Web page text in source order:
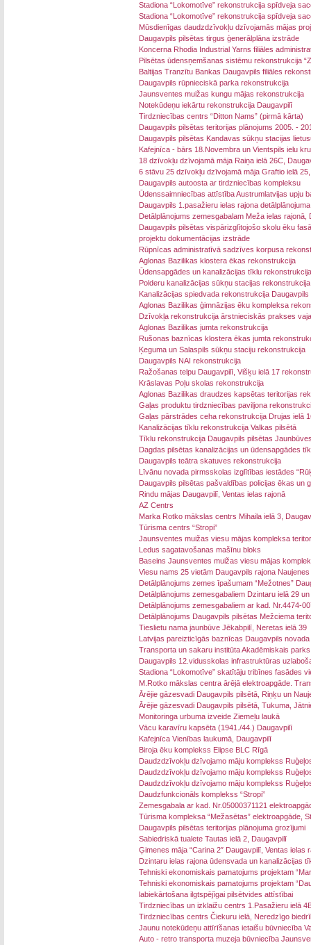
Stadiona “Lokomotīve” rekonstrukcija spīdveja
Stadiona “Lokomotīve” rekonstrukcija spīdveja
Mūsdienīgas daudzdzīvokļu dzīvojamās mājas
Daugavpils pilsētas tirgus ģenerālplāna izstrāde
Koncerna Rhodia Industrial Yarns filiāles
Pilsētas ūdensņemšanas sistēmu rekonstrukcija
Baltijas Tranzītu Bankas Daugavpils filiāles
Daugavpils rūpnieciskā parka rekonstrukcija
Jaunsventes muižas kungu mājas rekonstrukcija
Notekūdeņu iekārtu rekonstrukcija Daugavpilī
Tirdzniecības centrs “Ditton Nams” (pirmā kārta)
Daugavpils pilsētas teritorijas plānojums 2005. -
Daugavpils pilsētas Kandavas sūkņu stacijas
Kafejnīca - bārs 18.Novembra un Vientspils ielu
18 dzīvokļu dzīvojamā māja Raiņa ielā 26C,
6 stāvu 25 dzīvokļu dzīvojamā māja Graftio ielā
Daugavpils autoosta ar tirdzniecības kompleksu
Ūdenssaimniecības attīstība Austrumlatvijas upju
Daugavpils 1.pasažieru ielas rajona
Detālplānojums zemesgabalam Meža ielas rajonā,
Daugavpils pilsētas vispārizglītojošo skolu ēku
projektu dokumentācijas izstrāde
Rūpnīcas administratīvā sadzīves korpusa
Aglonas Bazilikas klostera ēkas rekonstrukcija
Ūdensapgādes un kanalizācijas tīklu
Polderu kanalizācijas sūkņu stacijas rekonstrukcija
Kanalizācijas spiedvada rekonstrukcija
Aglonas Bazilikas ģimnāzijas ēku kompleksa
Dzīvokļa rekonstrukcija ārstnieciskās prakses
Aglonas Bazilikas jumta rekonstrukcija
Rušonas baznīcas klostera ēkas jumta
Ķeguma un Salaspils sūkņu staciju rekonstrukcija
Daugavpils NAI rekonstrukcija
Ražošanas telpu Daugavpilī, Višķu ielā 17
Krāslavas Poļu skolas rekonstrukcija
Aglonas Bazilikas draudzes kapsētas teritorijas
Gaļas produktu tirdzniecības paviljona
Gaļas pārstrādes ceha rekonstrukcija Drujas ielā
Kanalizācijas tīklu rekonstrukcija Valkas pilsētā
Tīklu rekonstrukcija Daugavpils pilsētas
Dagdas pilsētas kanalizācijas un ūdensapgādes
Daugavpils teātra skatuves rekonstrukcija
Līvānu novada pirmsskolas izglītības iestādes
Daugavpils pilsētas pašvaldības policijas ēkas un
Rindu mājas Daugavpilī, Ventas ielas rajonā
AZ Centrs
Marka Rotko mākslas centrs Mihaila ielā 3,
Tūrisma centrs “Stropi”
Jaunsventes muižas viesu mājas kompleksa
Ledus sagatavošanas mašīnu bloks
Baseins Jaunsventes muižas viesu mājas
Viesu nams 25 vietām Daugavpils rajona
Detālplānojums zemes īpašumam “Mežotnes”
Detālplānojums zemesgabaliem Dzintaru ielā 29
Detālplānojums zemesgabaliem ar kad. Nr.4474-
Detālplānojums Daugavpils pilsētas Mežciema
Tieslietu nama jaunbūve Jēkabpilī, Neretas ielā 39
Latvijas pareizticīgās baznīcas Daugavpils
Transporta un sakaru institūta Akadēmiskais parks
Daugavpils 12.vidusskolas infrastruktūras
Stadiona “Lokomotīve” skatītāju tribīnes fasādes
M.Rotko mākslas centra ārējā elektroapgāde.
Ārējie gāzesvadi Daugavpils pilsētā, Riņķu un
Ārējie gāzesvadi Daugavpils pilsētā, Tukuma,
Monitoringa urbuma izveide Ziemeļu laukā
Vācu karavīru kapsēta (1941./44.) Daugavpilī
Kafejnīca Vienības laukumā, Daugavpilī
Biroja ēku komplekss Elipse BLC Rīgā
Daudzdzīvokļu dzīvojamo māju komplekss
Daudzdzīvokļu dzīvojamo māju komplekss
Daudzdzīvokļu dzīvojamo māju komplekss
Daudzfunkcionāls komplekss “Stropi”
Zemesgabala ar kad. Nr.05000371121
Tūrisma kompleksa “Mežasētas” elektroapgāde,
Daugavpils pilsētas teritorijas plānojuma grozījumi
Sabiedriskā tualete Tautas ielā 2, Daugavpilī
Ģimenes māja “Carina 2″ Daugavpilī, Ventas ielas
Dzintaru ielas rajona ūdensvada un kanalizācijas
Tehniski ekonomiskais pamatojums projektam
Tehniski ekonomiskais pamatojums projektam
labiekārtošana ilgtspējīgai pilsētvides attīstībai
Tirdzniecības un izklaižu centrs 1.Pasažieru ielā
Tirdzniecības centrs Čiekuru ielā, Neredzīgo
Jaunu notekūdeņu attīrīšanas ietaišu būvniecība
Auto - retro transporta muzeja būvniecība